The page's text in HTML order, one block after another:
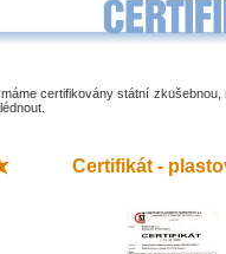
certifikovány státní zkušebnou,
Certifikát -